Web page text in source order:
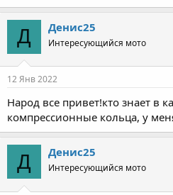
Д Денис25
Интересующийся мото
12 Янв 2022
Народ все привет!кто знает в
компрессионные кольца, у
Д Денис25
Интересующийся мото